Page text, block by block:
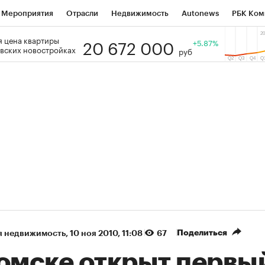
Мероприятия Отрасли Недвижимость Autonews РБК
РБК Образование Тренды
цена квартиры
новостройках
20 672 000 руб
+5.87%
недвижимость⁠, 10 ноя 2010, 11:08 67 Поделиться